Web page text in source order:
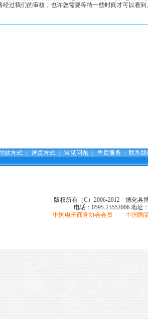
经过我们的审核，也许您需要等待一些时间才可以看
款方式 ┆ 送货方式 ┆ 常见问题 ┆ 售后服务 ┆ 联系我
版权所有（C）2006-2012 德化县
电话：0595-23552006 地址
中国电子商务协会会员 中国陶